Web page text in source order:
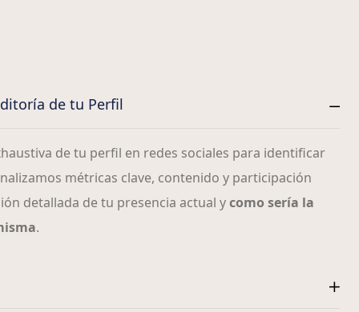
de tu Perfil
de tu perfil en redes sociales para identificar
métricas clave, contenido y participación
detallada de tu presencia actual ycomo sería la
.